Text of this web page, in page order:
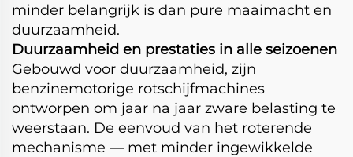
minder belangrijk is dan pure maaimacht en
duurzaamheid.
Duurzaamheid en prestaties in alle seizoenen
Gebouwd voor duurzaamheid, zijn
benzinemotorige rotschijfmachines
ontworpen om jaar na jaar zware belasting te
weerstaan. De eenvoud van het roterende
mechanisme — met minder ingewikkelde